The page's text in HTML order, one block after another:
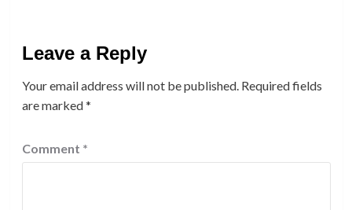
Leave a Reply
Your email address will not be published. Required fields
are marked*
Comment *